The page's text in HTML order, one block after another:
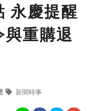
永慶提醒
重購退
新聞時事